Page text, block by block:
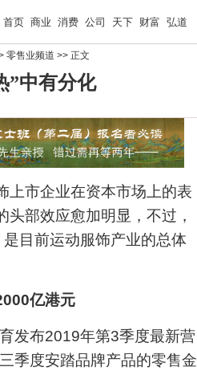
首页 商业 消费 公司 天下 财富 弘道
零售业频道 >> 正文
”中有分化
市企业在资本市场上的表
部效应愈加明显，不过，
是目前运动服饰产业的总体
亿港元
布2019年第3季度最新营
季度安踏品牌产品的零售金